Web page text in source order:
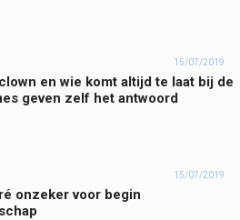
15/07/2019
en wie komt altijd te laat bij de
geven zelf het antwoord
15/07/2019
onzeker voor begin